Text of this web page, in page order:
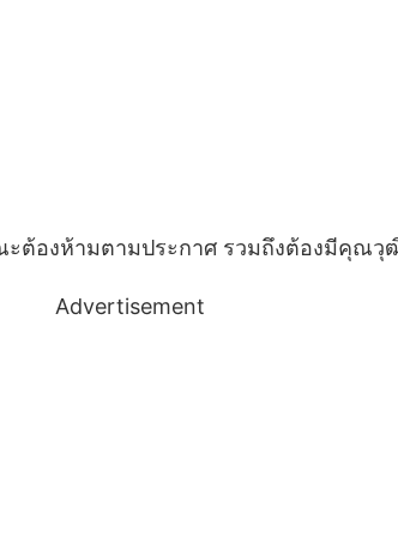
ต้องห้ามตามประกาศ รวมถึงต้องมีคุณ
Advertisement